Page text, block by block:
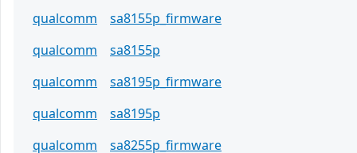
qualcomm
sa8155p_firmware
qualcomm
sa8155p
qualcomm
sa8195p_firmware
qualcomm
sa8195p
qualcomm
sa8255p_firmware